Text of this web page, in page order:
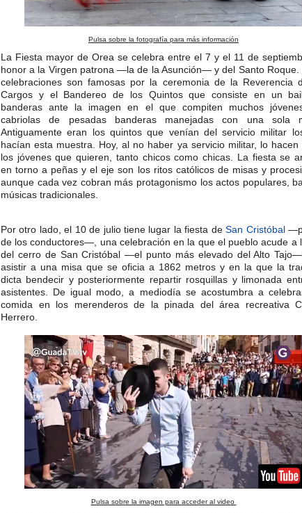
Pulsa sobre la fotografía para más información
La Fiesta mayor de Orea se celebra entre el 7 y el 11 de
honor a la Virgen patrona —la de la Asunción— y del Santo Roque.
celebraciones son famosas por la ceremonia de la Reverencia
Cargos y el Bandereo de los Quintos que consiste en un
banderas ante la imagen en el que compiten muchos
cabriolas de pesadas banderas manejadas con una sola
Antiguamente eran los quintos que venían del servicio militar
hacían esta muestra. Hoy, al no haber ya servicio militar, lo hacen
los jóvenes que quieren, tanto chicos como chicas. La fiesta se
en torno a peñas y el eje son los ritos católicos de misas y
aunque cada vez cobran más protagonismo los actos populares,
músicas tradicionales.​
Por otro lado, el 10 de julio tiene lugar la fiesta deSan Cristóbal
de los conductores—, una celebración en la que el pueblo acude a
del cerro de San Cristóbal —el punto más elevado del Alto
asistir a una misa que se oficia a 1862 metros y en la que la
dicta bendecir y posteriormente repartir rosquillas y limonada
asistentes. De igual modo, a mediodía se acostumbra a
comida en los merenderos de la pinada del área recreativa
Herrero.​
Pulsa sobre la imagen para acceder al video